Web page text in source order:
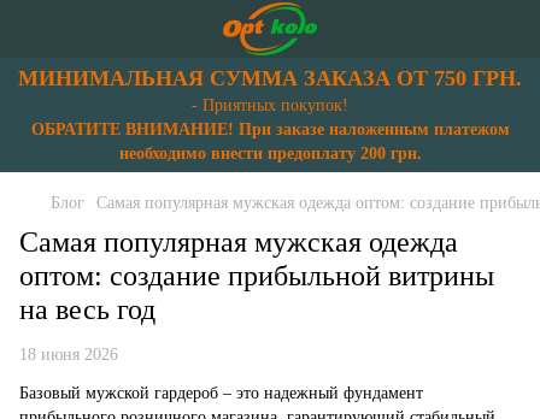
МИНИМАЛЬНАЯ СУММА ЗАКАЗА ОТ 750 ГРН.
- Приятных покупок!
ОБРАТИТЕ ВНИМАНИЕ! При заказе наложенным платежом
необходимо внести предоплату 200 грн.
Блог Самая популярная мужская одежда оптом: создание
Самая популярная мужская одежда
оптом: создание прибыльной витрины
на весь год
18 июня 2026
Базовый мужской гардероб – это надежный фундамент